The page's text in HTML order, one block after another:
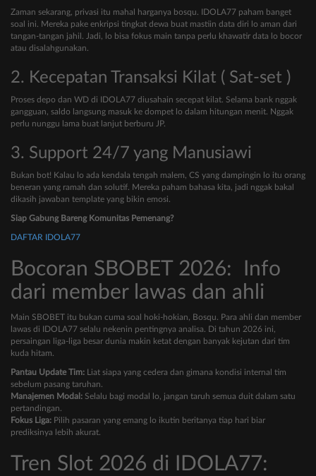
Zaman sekarang, privasi itu mahal harganya bosqu. IDOLA77 paham banget
soal ini. Mereka pake enkripsi tingkat dewa buat mastiin data diri lo aman dari
tangan-tangan jahil. Jadi, lo bisa fokus main tanpa perlu khawatir data lo bocor
atau disalahgunakan.
2. Kecepatan Transaksi Kilat ( Sat-set )
Proses depo dan WD di IDOLA77 diusahain secepat kilat. Selama bank nggak
gangguan, saldo langsung masuk ke dompet lo dalam hitungan menit. Nggak
perlu nunggu lama buat lanjut berburu JP.
3. Support 24/7 yang Manusiawi
Bukan bot! Kalau lo ada kendala tengah malem, CS yang dampingin lo itu orang
beneran yang ramah dan solutif. Mereka paham bahasa kita, jadi nggak bakal
dikasih jawaban template yang bikin emosi.
Siap Gabung Bareng Komunitas Pemenang?
DAFTAR IDOLA77
Bocoran SBOBET 2026: Info
dari member lawas dan ahli
Main SBOBET itu bukan cuma soal hoki-hokian, Bosqu. Para ahli dan member
lawas di IDOLA77 selalu nekenin pentingnya analisa. Di tahun 2026 ini,
persaingan liga-liga besar dunia makin ketat dengan banyak kejutan dari tim
kuda hitam.
Pantau Update Tim: Liat siapa yang cedera dan gimana kondisi internal tim
sebelum pasang taruhan.
Manajemen Modal: Selalu bagi modal lo, jangan taruh semua duit dalam satu
pertandingan.
Fokus Liga: Pilih pasaran yang emang lo ikutin beritanya tiap hari biar
prediksinya lebih akurat.
Tren Slot 2026 di IDOLA77: